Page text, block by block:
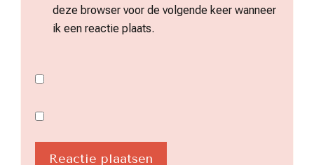
deze browser voor de volgende keer wanneer
ik een reactie plaats.